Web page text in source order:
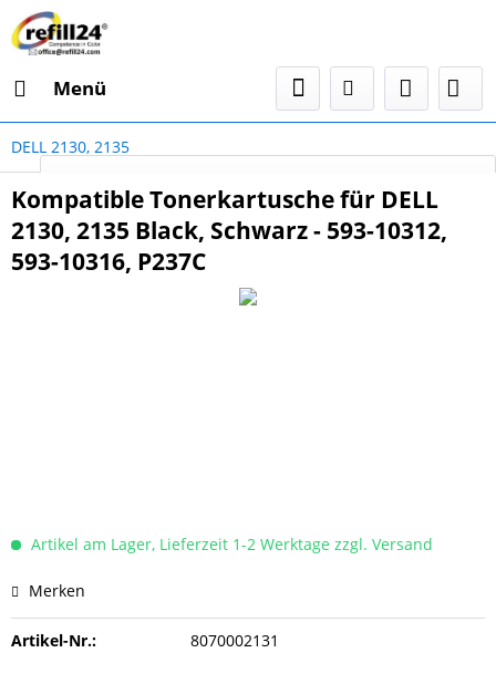
Menü
DELL 2130, 2135
Kompatible Tonerkartusche für DELL
2130, 2135 Black, Schwarz - 593-10312,
593-10316, P237C
Artikel am Lager, Lieferzeit 1-2 Werktage zzgl. Versand
Merken
Artikel-Nr.: 8070002131